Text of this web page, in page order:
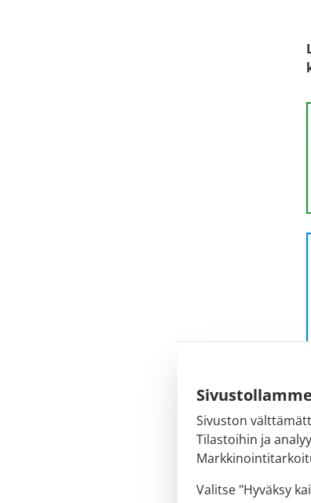
Sivuston
Tilastoihin ja
Valitse "Hyväksy